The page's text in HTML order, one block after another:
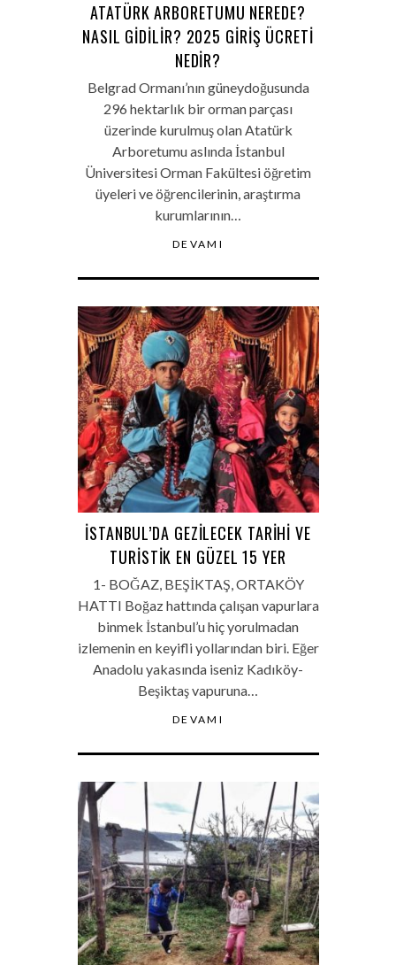
ATATÜRK ARBORETUMU NEREDE?
NASIL GIDILIR? 2025 GIRIŞ ÜCRETI
NEDIR?
Belgrad Ormanı’nın güneydoğusunda
296 hektarlık bir orman parçası
üzerinde kurulmuş olan Atatürk
Arboretumu aslında İstanbul
Üniversitesi Orman Fakültesi öğretim
üyeleri ve öğrencilerinin, araştırma
kurumlarının…
DEVAMI
İSTANBUL’DA GEZILECEK TARIHI VE
TURISTIK EN GÜZEL 15 YER
1- BOĞAZ, BEŞİKTAŞ, ORTAKÖY
HATTI Boğaz hattında çalışan vapurlara
binmek İstanbul’u hiç yorulmadan
izlemenin en keyifli yollarından biri. Eğer
Anadolu yakasında iseniz Kadıköy-
Beşiktaş vapuruna…
DEVAMI